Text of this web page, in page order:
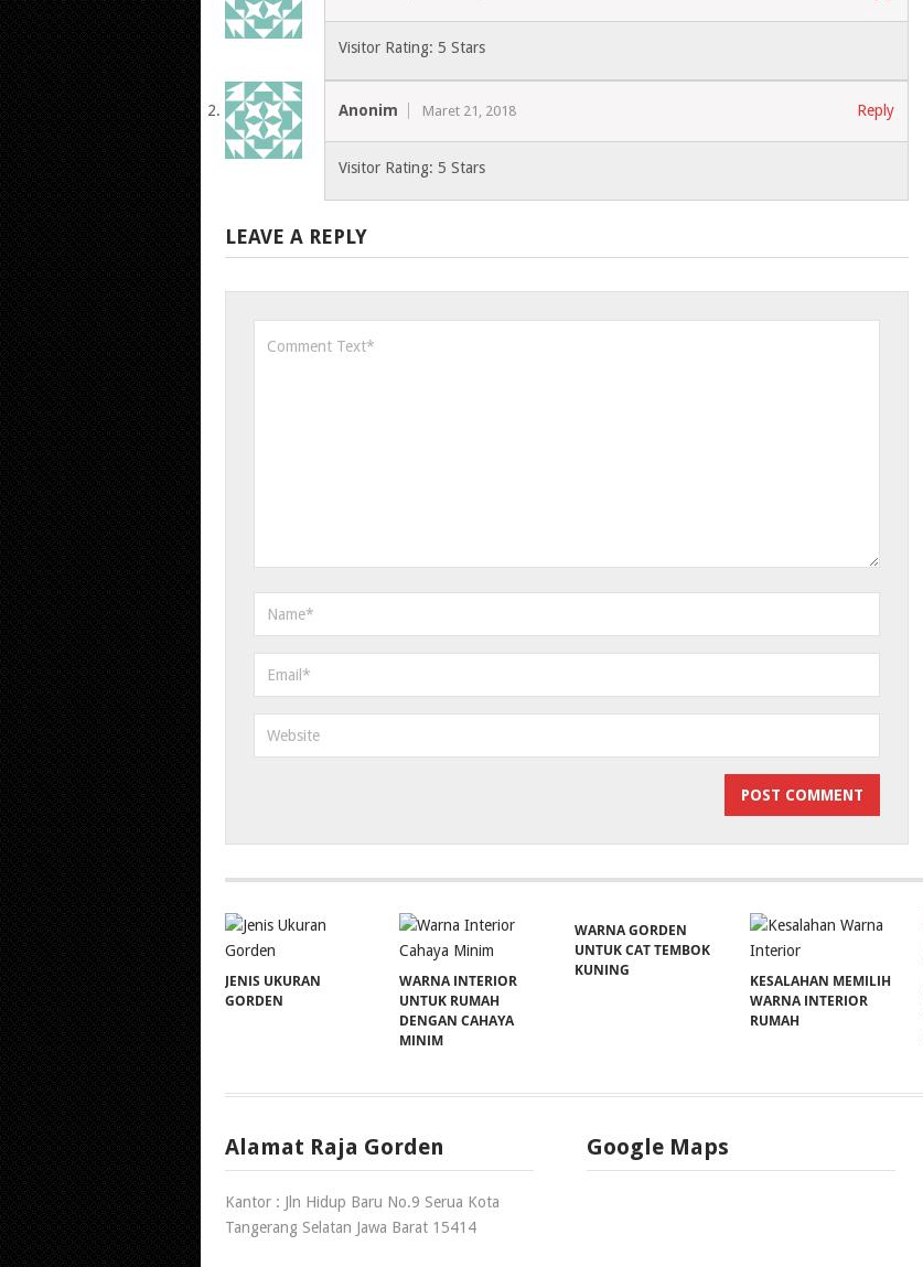
Visitor Rating: 5 Stars
Anonim Maret 21, 2018 Reply
Visitor Rating: 5 Stars
LEAVE A REPLY
JENIS UKURAN
GORDEN
WARNA INTERIOR
UNTUK RUMAH
DENGAN CAHAYA
MINIM
WARNA GORDEN
UNTUK CAT TEMBOK
KUNING
KESALAHAN MEMILIH
WARNA INTERIOR
RUMAH
Alamat Raja Gorden
Kantor : Jln Hidup Baru No.9 Serua Kota
Tangerang Selatan Jawa Barat 15414
Google Maps